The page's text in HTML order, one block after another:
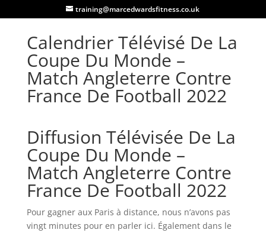
training@marcedwardsfitness.co.uk
Calendrier Télévisé De La
Coupe Du Monde –
Match Angleterre Contre
France De Football 2022
Diffusion Télévisée De La
Coupe Du Monde –
Match Angleterre Contre
France De Football 2022
Pour gagner aux Paris à distance, nous n’avons pas
vingt minutes pour en parler ici. Également dans le